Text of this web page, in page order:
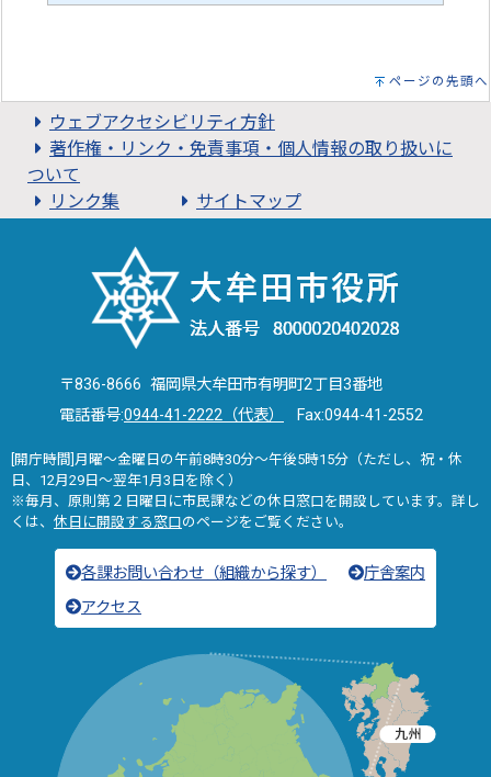
ページの先頭へ
ウェブアクセシビリティ方針
著作権・リンク・免責事項・個人情報の取り扱いに
ついて
リンク集
サイトマップ
〒836-8666 福岡県大牟田市有明町2丁目3番地
電話番号:0944-41-2222（代表） Fax:0944-41-2552
[開庁時間]月曜～金曜日の午前8時30分～午後5時15分（ただし、祝・休
日、12月29日～翌年1月3日を除く）
※毎月、原則第２日曜日に市民課などの休日窓口を開設しています。詳し
くは、 休日に開設する窓口のページをご覧ください。
各課お問い合わせ（組織から探す）
庁舎案内
アクセス